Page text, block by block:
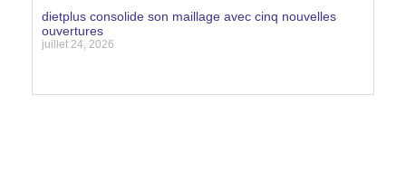
dietplus consolide son maillage avec cinq nouvelles
ouvertures
juillet 24, 2026